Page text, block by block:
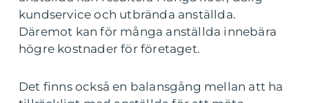
kundservice och utbrända anställda.
Däremot kan för många anställda innebära
högre kostnader för företaget.
Det finns också en balansgång mellan att ha